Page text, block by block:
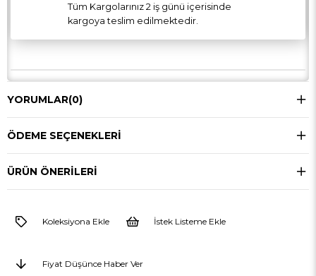
Tüm Kargolarınız 2 iş günü içerisinde
kargoya teslim edilmektedir.
YORUMLAR(0)
ÖDEME SEÇENEKLERI
ÜRÜN ÖNERILERI
Koleksiyona Ekle İstek Listeme Ekle
Fiyat Düşünce Haber Ver